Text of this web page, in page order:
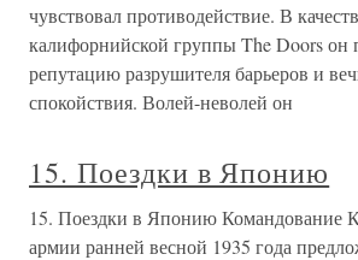
чувствовал противодействие. В
калифорнийской группы The Doors он
репутацию разрушителя барьеров и
спокойствия. Волей-неволей он
15. Поездки в Японию
15. Поездки в Японию Командование
армии ранней весной 1935 года